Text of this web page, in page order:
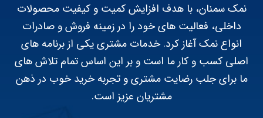
نمک سمنان، با هدف افزایش کمیت و کیفیت محصولات
داخلی، فعالیت های خود را در زمینه فروش و صادرات
انواع نمک آغاز کرد. خدمات مشتری یکی از برنامه های
اصلی کسب و کار ما است و بر این اساس تمام تلاش های
ما برای جلب رضایت مشتری و تجربه خرید خوب در ذهن
مشتریان عزیز است.